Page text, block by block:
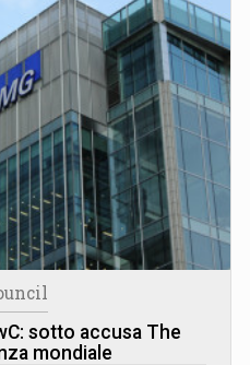
sotto accusa The
mondiale